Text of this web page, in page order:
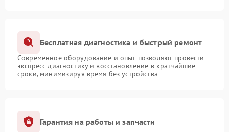
Бесплатная диагностика и быстрый ремонт
Современное оборудование и опыт позволяют провести
экспресс-диагностику и восстановление в кратчайшие
сроки, минимизируя время без устройства
Гарантия на работы и запчасти